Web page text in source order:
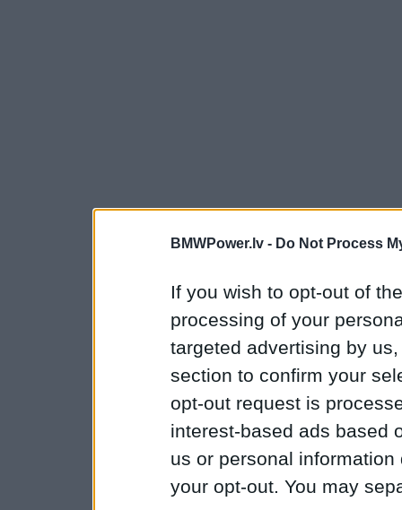
BMWPower.lv - Do Not Process
If you wish to opt-out of
processing of your
targeted advertising by
section to confirm your
opt-out request is
interest-based ads based
us or personal
your opt-out. You may